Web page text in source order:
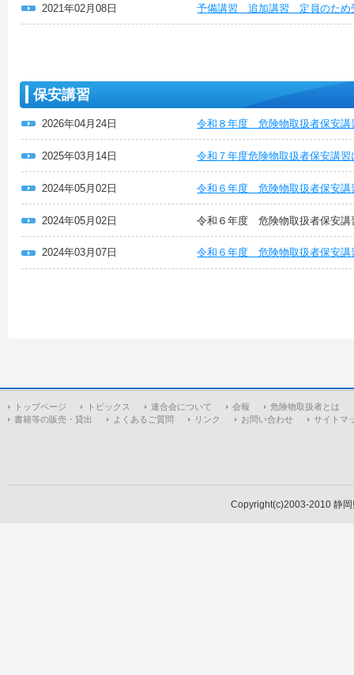
2021年02月08日 予備講習 追加講習 定員のため
保安講習
2026年04月24日 令和８年度 危険物取扱者保安講
2025年03月14日 令和７年度危険物取扱者保安講習
2024年05月02日 令和６年度 危険物取扱者保安講
2024年05月02日 令和６年度 危険物取扱者保安講
2024年03月07日 令和６年度 危険物取扱者保安講
トップページ トピックス 連合会について 会報
危険物取扱者とは
書籍等の販売・貸出
よくあるご質問 リンク お問い合わせ サイトマ
Copyright(c)2003-2010 静